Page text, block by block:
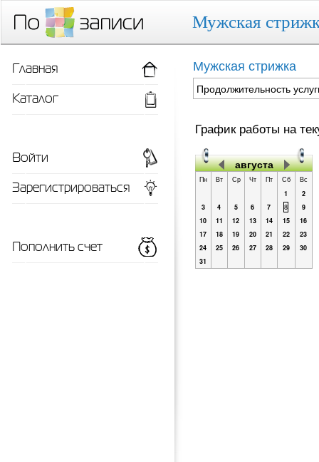
Мужская
Мужская стрижка
Продолжительность
График работы на
августа
Пн Вт Ср Чт Пт Сб
Вс
1
2
3
4 5 6 7 8
9
10
11 12 13 14 15
16
17
18 19 20 21 22
23
24
25 26 27 28 29
30
31
Главная
Каталог
Войти
Зарегистрироваться
Пополнить счет